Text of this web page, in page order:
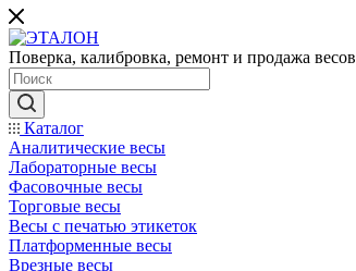
Поверка, калибровка, ремонт и продажа весов
Каталог
Аналитические весы
Лабораторные весы
Фасовочные весы
Торговые весы
Весы с печатью этикеток
Платформенные весы
Врезные весы